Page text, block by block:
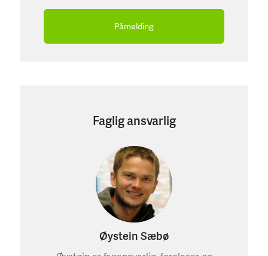
Påmelding
Faglig ansvarlig
Øystein Sæbø